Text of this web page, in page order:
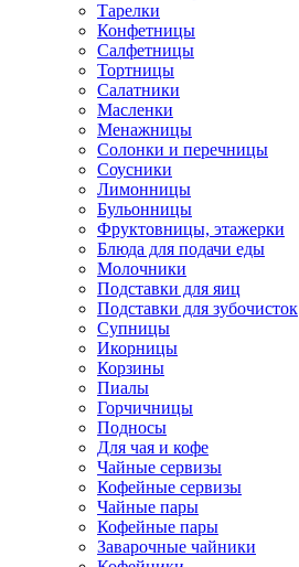
Тарелки
Конфетницы
Салфетницы
Тортницы
Салатники
Масленки
Менажницы
Солонки и перечницы
Соусники
Лимонницы
Бульонницы
Фруктовницы, этажерки
Блюда для подачи еды
Молочники
Подставки для яиц
Подставки для зубочисток
Супницы
Икорницы
Корзины
Пиалы
Горчичницы
Подносы
Для чая и кофе
Чайные сервизы
Кофейные сервизы
Чайные пары
Кофейные пары
Заварочные чайники